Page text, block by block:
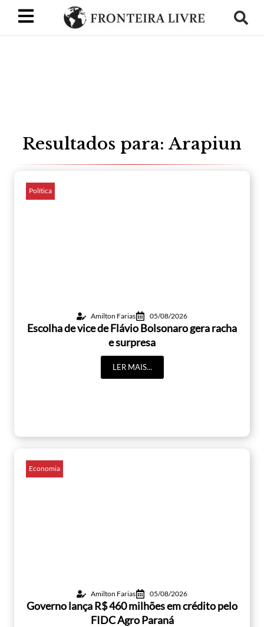
Resultados para: Arapiun
Política
Amilton Farias 05/08/2026
Escolha de vice de Flávio Bolsonaro gera racha
e surpresa
LER MAIS...
Economia
Amilton Farias 05/08/2026
Governo lança R$ 460 milhões em crédito pelo
FIDC Agro Paraná